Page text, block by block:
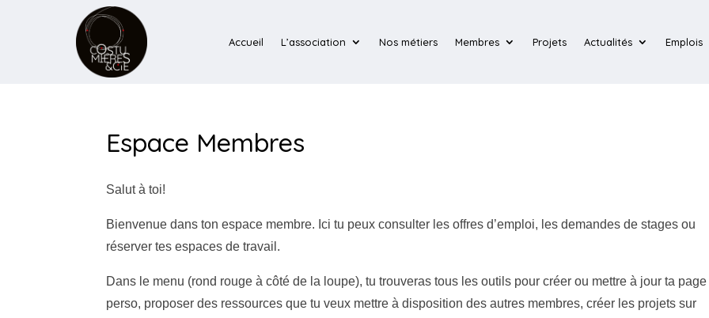
Accueil L’association Nos métiers Membres Projets Actualités Emplois
Espace Membres
Salut à toi!
Bienvenue dans ton espace membre. Ici tu peux consulter les offres d’emploi, les demandes de stages ou
réserver tes espaces de travail.
Dans le menu (rond rouge à côté de la loupe), tu trouveras tous les outils pour créer ou mettre à jour ta page
perso, proposer des ressources que tu veux mettre à disposition des autres membres, créer les projets sur